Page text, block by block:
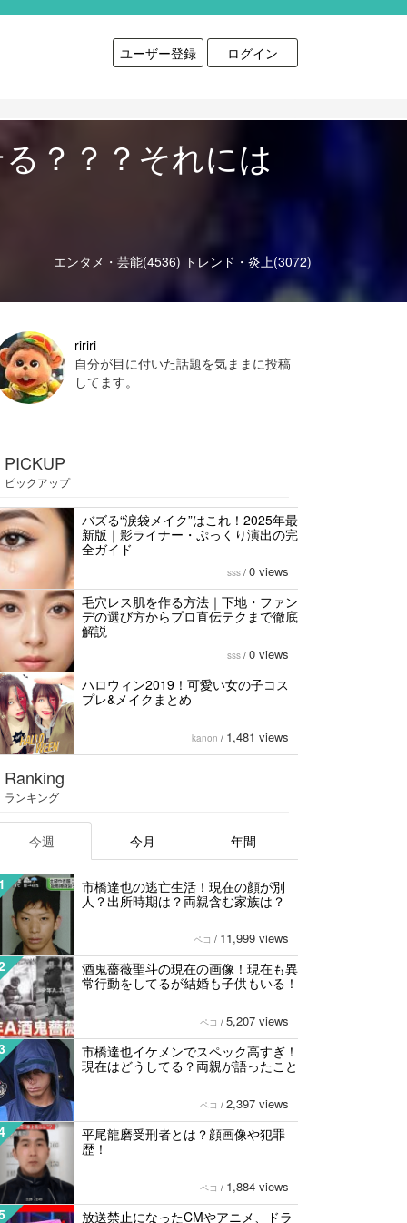
ユーザー登録 ログイン
？？？それには
エンタメ・芸能(4536) トレンド・炎上(3072)
ririri
自分が目に付いた話題を気ままに投稿
してます。
PICKUP
ピックアップ
バズる“涙袋メイク”はこれ！2025年最
新版｜影ライナー・ぷっくり演出の完
全ガイド
sss / 0 views
毛穴レス肌を作る方法｜下地・ファン
デの選び方からプロ直伝テクまで徹底
解説
sss / 0 views
ハロウィン2019！可愛い女の子コス
プレ&メイクまとめ
kanon / 1,481 views
Ranking
ランキング
今週 今月 年間
市橋達也の逃亡生活！現在の顔が別
人？出所時期は？両親含む家族は？
ペコ / 11,999 views
酒鬼薔薇聖斗の現在の画像！現在も異
常行動をしてるが結婚も子供もいる！
ペコ / 5,207 views
市橋達也イケメンでスペック高すぎ！
現在はどうしてる？両親が語ったこと
ペコ / 2,397 views
平尾龍磨受刑者とは？顔画像や犯罪
歴！
ペコ / 1,884 views
放送禁止になったCMやアニメ、ドラ